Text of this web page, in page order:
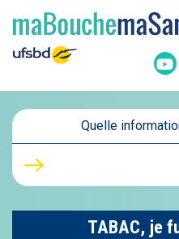
Quelle
TABAC, je